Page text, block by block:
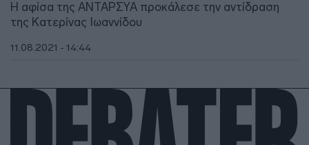
Η αφίσα της ΑΝΤΑΡΣΥΑ προκάλεσε την αντίδραση
της Κατερίνας Ιωαννίδου
11.08.2021 - 14:44